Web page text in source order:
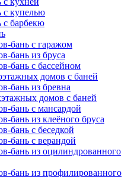
с купелью
с барбекю
бань с гаражом
бань из бруса
бань с бассейном
домов с баней
бань из бревна
домов с баней
бань с мансардой
бань из клеёного бруса
бань с беседкой
бань с верандой
бань из оцилиндрованного
бань из профилированного